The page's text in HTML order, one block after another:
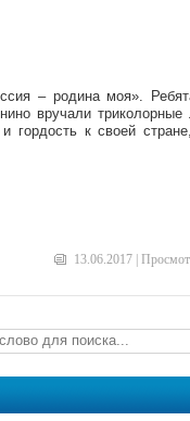
– родина моя».
вручали триколорные
гордость к своей
13.06.2017 |